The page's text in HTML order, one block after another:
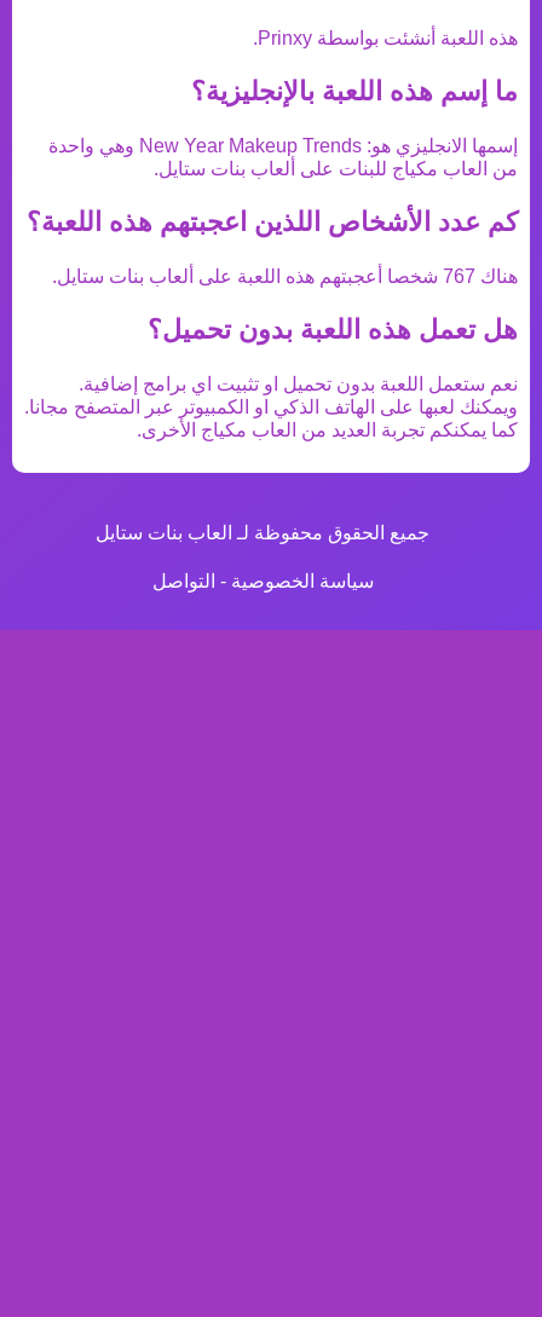
هذه اللعبة أنشئت بواسطة Prinxy
.
ما إسم هذه اللعبة بالإنجليزية؟
إسمها الانجليزي هو: New Year Makeup Trends وهي واحدة
من العاب مكياج للبنات على ألعاب بنات ستايل.
كم عدد الأشخاص اللذين اعجبتهم هذه اللعبة؟
هناك 767 شخصا أعجبتهم هذه اللعبة على ألعاب بنات ستايل.
هل تعمل هذه اللعبة بدون تحميل؟
نعم ستعمل اللعبة بدون تحميل او تثبيت اي برامج إضافية.
ويمكنك لعبها على الهاتف الذكي او الكمبيوتر عبر المتصفح مجانا.
كما يمكنكم تجربة العديد من العاب مكياج الأخرى.
جميع الحقوق محفوظة لـ العاب بنات ستايل
سياسة الخصوصية - التواصل